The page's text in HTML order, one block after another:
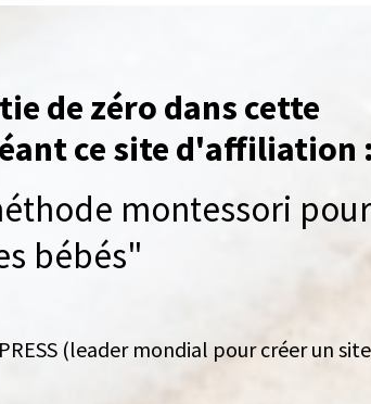
de zéro dans cette
ce site d'affiliation :
montessori pour
bébés"
(leader mondial pour créer un site